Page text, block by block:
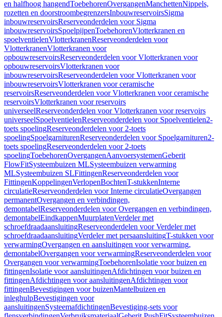
en halfhoog hangendToebehorenOvergangenManchettenNippels,
rozetten en doorstroombegrenzersInbouwreservoirsSigma
inbouwreservoirsReserveonderdelen voor Sigma
inbouwreservoirsSpoelpijpenToebehorenVlotterkranen en
spoelventielenVlotterkranenReserveonderdelen voor
VlotterkranenVlotterkranen voor
opbouwreservoirsReserveonderdelen voor Vlotterkranen voor
opbouwreservoirsVlotterkranen voor
inbouwreservoirsReserveonderdelen voor Vlotterkranen voor
inbouwreservoirsVlotterkranen voor ceramische
reservoirsReserveonderdelen voor Vlotterkranen voor ceramische
reservoirsVlotterkranen voor reservoirs
universeelReserveonderdelen voor Vlotterkranen voor reservoirs
universeelSpoelventielenReserveonderdelen voor Spoelventielen2-
toets spoelingReserveonderdelen voor 2-toets
spoelingSpoelgarniturenReserveonderdelen voor Spoelgarnituren2-
toets spoelingReserveonderdelen voor 2-toets
spoelingToebehorenOvergangenAanvoersystemenGeberit
FlowFitSysteembuizen MLSysteembuizen verwarming
MLSysteembuizen SLFittingenReserveonderdelen voor
FittingenKoppelingenVerlopenBochtenT-stukkenInterne
circulatieReserveonderdelen voor Interne circulatieOvergangen
permanentOvergangen en verbindingen,
demontabelReserveonderdelen voor Overgangen en verbindingen,
demontabelEindkappenMuurplatenVerdeler met
schroefdraadaansluitingReserveonderdelen voor Verdeler met
schroefdraadaansluitingVerdeler met persaansluitingT-stukken voor
verwarmingOvergangen en aansluitingen voor verwarming,
demontabelOvergangen voor verwarmingReserveonderdelen voor
Overgangen voor verwarmingToebehorenIsolatie voor buizen en
fittingenIsolatie voor aansluitingenAfdichtingen voor buizen en
fittingenAfdichtingen voor aansluitingenAfdichtingen voor
fittingenBevestigingen voor buizenMantelbuizen en
inleghulpBevestigingen voor
aansluitingenSysteemafdichtingenBevestiging-sets voor